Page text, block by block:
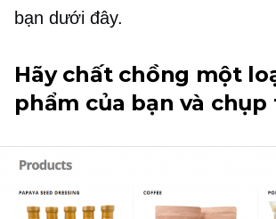
bạn dưới đây.
Hãy chất chồng một
phẩm của bạn và chụp